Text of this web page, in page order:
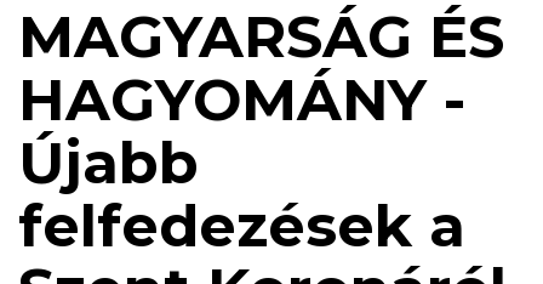
MAGYARSÁG ÉS
HAGYOMÁNY -
Újabb
felfedezések a